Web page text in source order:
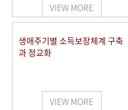
VIEW MORE
생애주기별 소득보장체계 구축
과 정교화
VIEW MORE